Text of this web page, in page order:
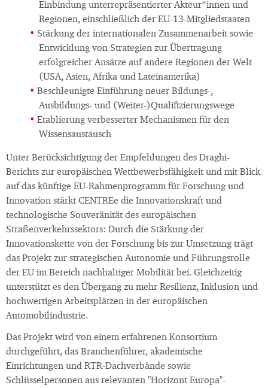
Einbindung unterrepräsentierter Akteur*innen und
Regionen, einschließlich der EU-13-Mitgliedstaaten
Stärkung der internationalen Zusammenarbeit sowie
Entwicklung von Strategien zur Übertragung
erfolgreicher Ansätze auf andere Regionen der Welt
(USA, Asien, Afrika und Lateinamerika)
Beschleunigte Einführung neuer Bildungs-,
Ausbildungs- und (Weiter-)Qualifizierungswege
Etablierung verbesserter Mechanismen für den
Wissensaustausch
Unter Berücksichtigung der Empfehlungen des Draghi-
Berichts zur europäischen Wettbewerbsfähigkeit und mit Blick
auf das künftige EU-Rahmenprogramm für Forschung und
Innovation stärkt CENTREe die Innovationskraft und
technologische Souveränität des europäischen
Straßenverkehrssektors: Durch die Stärkung der
Innovationskette von der Forschung bis zur Umsetzung trägt
das Projekt zur strategischen Autonomie und Führungsrolle
der EU im Bereich nachhaltiger Mobilität bei. Gleichzeitig
unterstützt es den Übergang zu mehr Resilienz, Inklusion und
hochwertigen Arbeitsplätzen in der europäischen
Automobilindustrie.
Das Projekt wird von einem erfahrenen Konsortium
durchgeführt, das Branchenführer, akademische
Einrichtungen und RTR-Dachverbände sowie
Schlüsselpersonen aus relevanten "Horizont Europa"-